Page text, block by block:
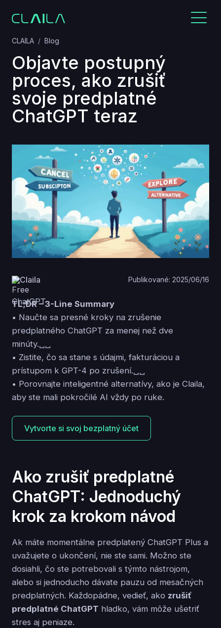
CLAILA Blog
Objavte postupný
proces, ako zrušiť
svoje predplatné
ChatGPT teraz
Claila Publikované: 2025/06/16
TL;DR – 3-Line Summary
• Naučte sa presné kroky na zrušenie
predplatného ChatGPT za menej než dve
minúty.␣␣
• Zistite, čo sa stane s údajmi, fakturáciou a
prístupom k GPT-4 po zrušení.␣␣
• Porovnajte inteligentné alternatívy, ako je Claila,
aby ste mali pokročilé AI vždy po ruke.
Vytvorte si svoj bezplatný účet
Ako zrušiť predplatné
ChatGPT: Jednoduchý
krok za krokom návod
Ak máte momentálne predplatený ChatGPT Plus a
uvažujete o ukončení, nie ste sami. Možno ste
dosiahli, čo ste potrebovali s týmto nástrojom,
alebo si jednoducho dávate pauzu od mesačných
predplatných. Každopádne, vedieť, ako zrušiť
predplatné ChatGPT hladko, vám môže ušetriť
stres aj peniaze.